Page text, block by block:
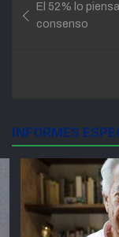
de
El 52% lo
consenso
INFORMES